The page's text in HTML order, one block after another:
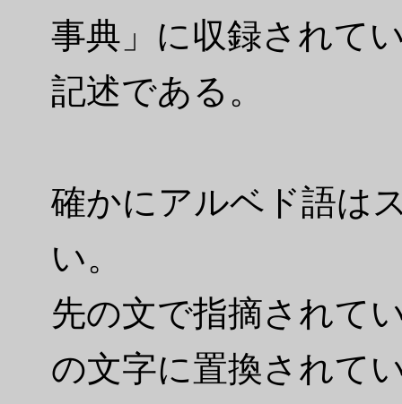
事典」に収録されて
記述である。
確かにアルベド語は
い。
先の文で指摘されて
の文字に置換されて